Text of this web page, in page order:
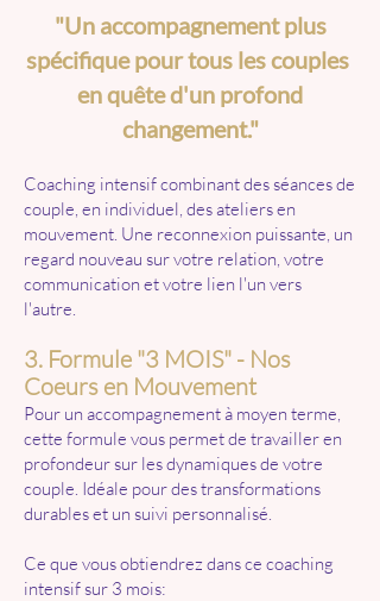
"Un accompagnement plus
spécifique pour tous les couples
en quête d'un profond
changement."
Coaching intensif combinant des séances de
couple, en individuel, des ateliers en
mouvement. Une reconnexion puissante, un
regard nouveau sur votre relation, votre
communication et votre lien l'un vers
l'autre.
3. Formule "3 MOIS" - Nos
Coeurs en Mouvement
Pour un accompagnement à moyen terme,
cette formule vous permet de travailler en
profondeur sur les dynamiques de votre
couple. Idéale pour des transformations
durables et un suivi personnalisé.
Ce que vous obtiendrez dans ce coaching
intensif sur 3 mois: